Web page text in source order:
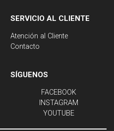
SERVICIO AL CLIENTE
Atención al Cliente
Contacto
SÍGUENOS
FACEBOOK
INSTAGRAM
YOUTUBE